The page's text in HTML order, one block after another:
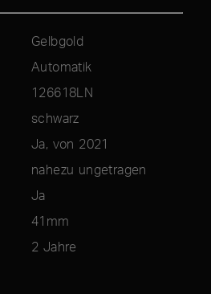
Gelbgold
Automatik
126618LN
schwarz
Ja, von 2021
nahezu ungetragen
Ja
41mm
2 Jahre